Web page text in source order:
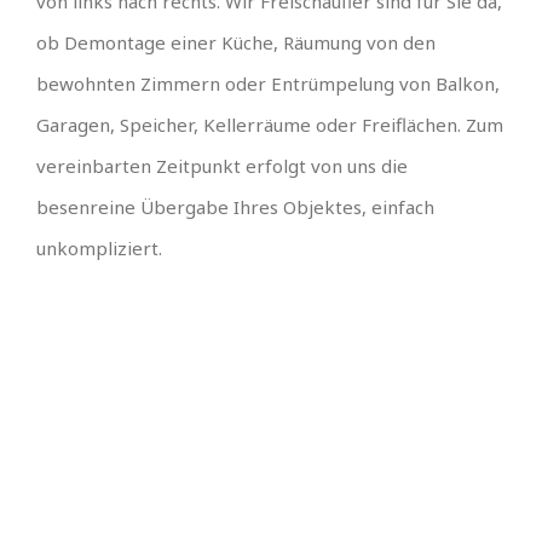
ob Demontage einer Küche, Räumung von den
bewohnten Zimmern oder Entrümpelung von Balkon,
Garagen, Speicher, Kellerräume oder Freiflächen. Zum
vereinbarten Zeitpunkt erfolgt von uns die
besenreine Übergabe Ihres Objektes, einfach
unkompliziert.